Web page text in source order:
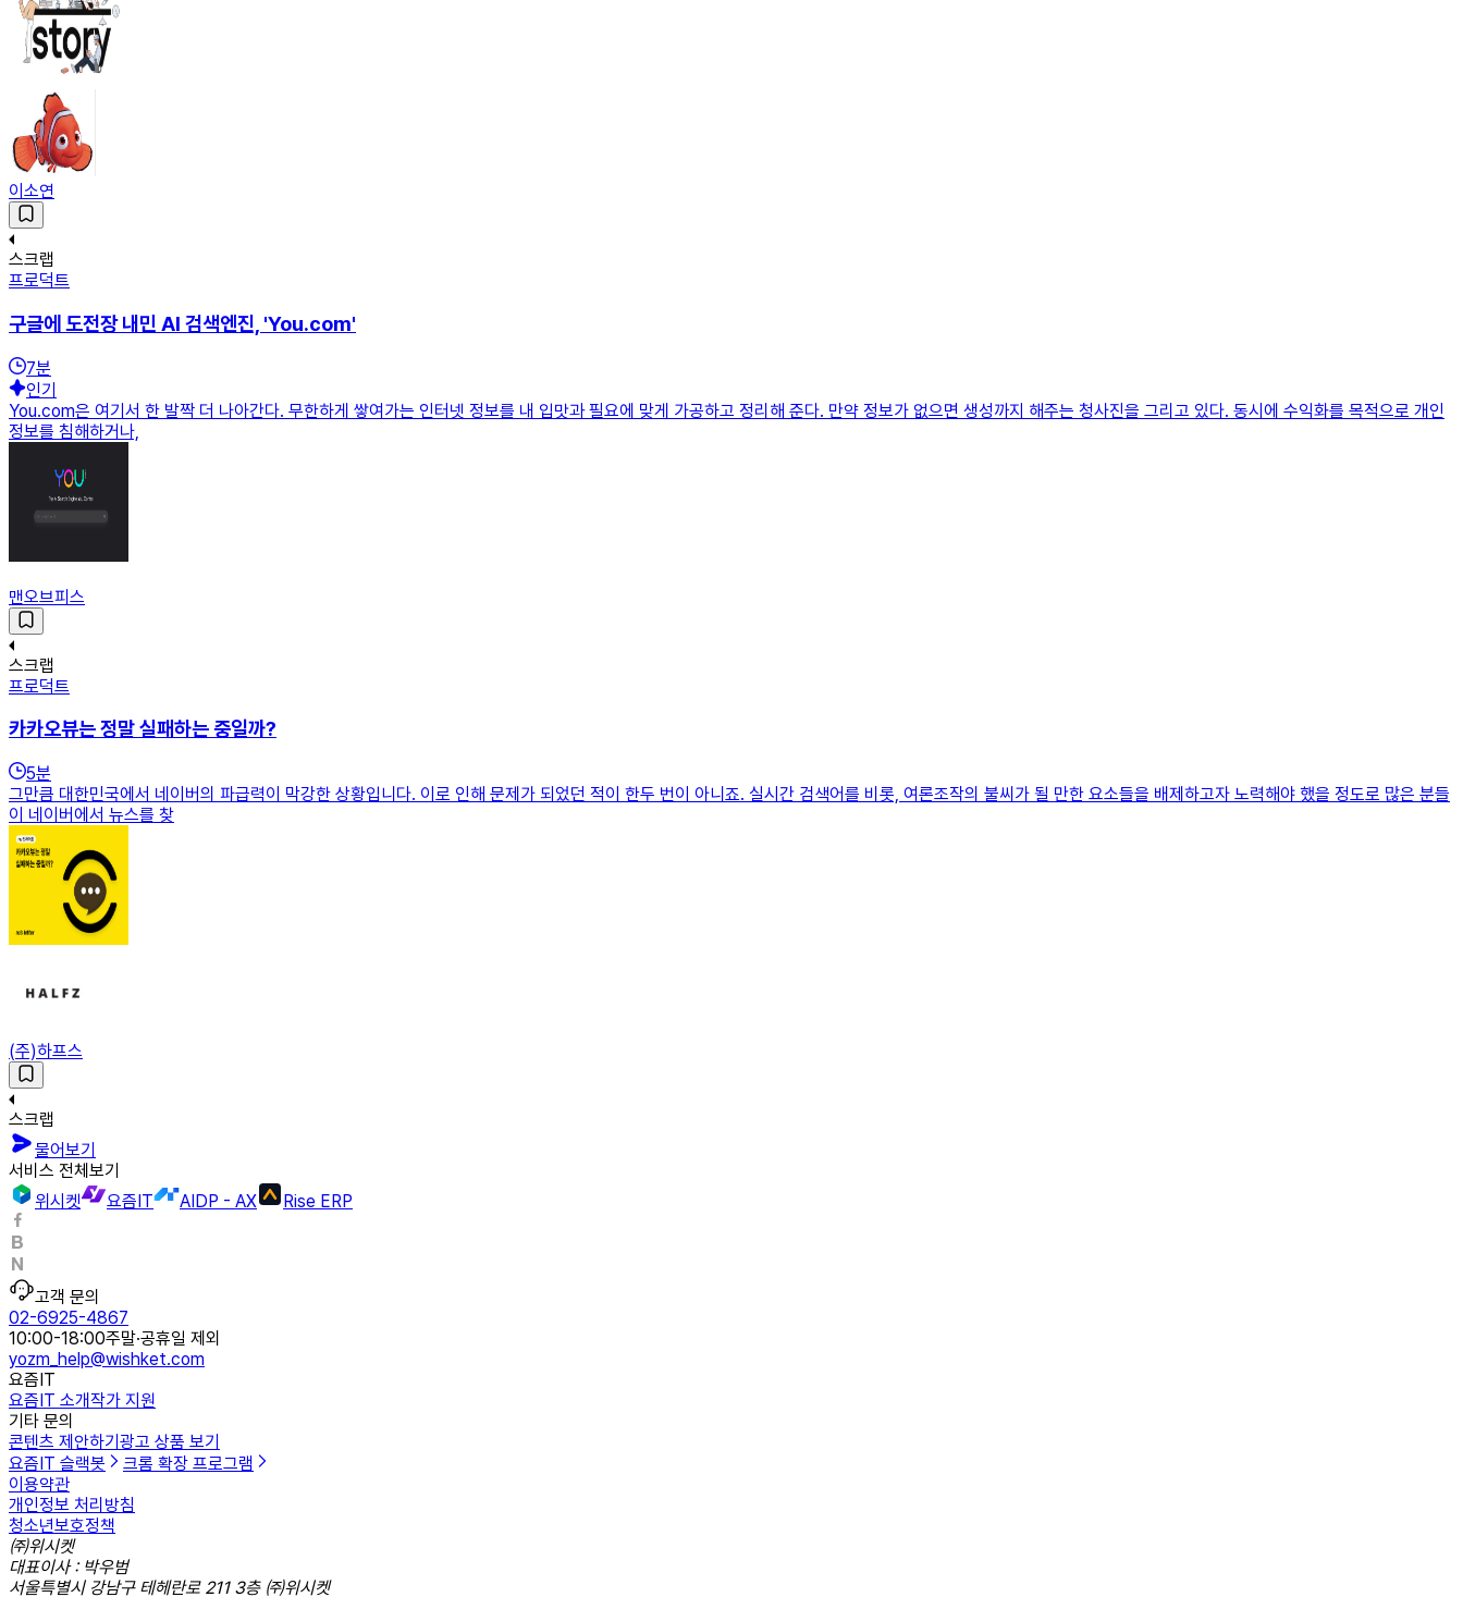
이소연
스크랩
프로덕트
구글에 도전장 내민 AI 검색엔진, 'You.com'
7분
인기
You.com은 여기서 한 발짝 더 나아간다. 무한하게 쌓여가는 인터넷 정보를 내 입맛과 필요에 맞게 가공하고 정리해 준다. 만약 정보가 없으면 생성까지 해주는 청사진을 그리고 있다. 동시에 수익화를 목적으로 개인
정보를 침해하거나,
맨오브피스
스크랩
프로덕트
카카오뷰는 정말 실패하는 중일까?
5분
그만큼 대한민국에서 네이버의 파급력이 막강한 상황입니다. 이로 인해 문제가 되었던 적이 한두 번이 아니죠. 실시간 검색어를 비롯, 여론조작의 불씨가 될 만한 요소들을 배제하고자 노력해야 했을 정도로 많은 분들
이 네이버에서 뉴스를 찾
(주)하프스
스크랩
물어보기
서비스 전체보기
위시켓
요즘IT AIDP - AX Rise ERP
고객 문의
02-6925-4867
10:00-18:00주말·공휴일 제외
yozm_help@wishket.com
요즘IT
요즘IT 소개작가 지원
기타 문의
콘텐츠 제안하기 광고 상품 보기
요즘IT 슬랙봇
크롬 확장 프로그램
이용약관
개인정보 처리방침
청소년보호정책
㈜위시켓
대표이사 : 박우범
서울특별시 강남구 테헤란로 211 3층 ㈜위시켓